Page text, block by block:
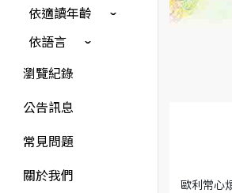
依適讀年齡
依語言
瀏覽紀錄
公告訊息
常見問題
關於我們
歐利常心